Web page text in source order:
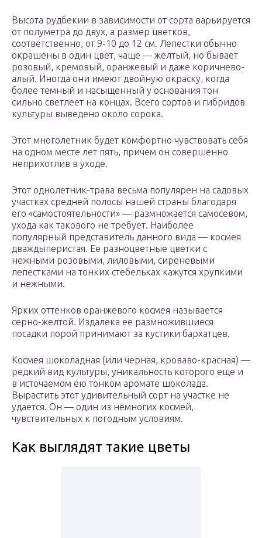
Высота рудбекии в зависимости от сорта варьируется
от полуметра до двух, а размер цветков,
соответственно, от 9-10 до 12 см. Лепестки обычно
окрашены в один цвет, чаще — желтый, но бывает
розовый, кремовый, оранжевый и даже коричнево-
алый. Иногда они имеют двойную окраску, когда
более темный и насыщенный у основания тон
сильно светлеет на концах. Всего сортов и гибридов
культуры выведено около сорока.
Этот многолетник будет комфортно чувствовать себя
на одном месте лет пять, причем он совершенно
неприхотлив в уходе.
Этот однолетник-трава весьма популярен на садовых
участках средней полосы нашей страны благодаря
его «самостоятельности» — размножается самосевом,
ухода как такового не требует. Наиболее
популярный представитель данного вида — космея
дваждыперистая. Ее разноцветные цветки с
нежными розовыми, лиловыми, сиреневыми
лепестками на тонких стебельках кажутся хрупкими
и нежными.
Ярких оттенков оранжевого космея называется
серно-желтой. Издалека ее размножившиеся
посадки порой принимают за кустики бархатцев.
Космея шоколадная (или черная, кроваво-красная) —
редкий вид культуры, уникальность которого еще и
в источаемом ею тонком аромате шоколада.
Вырастить этот удивительный сорт на участке не
удается. Он — один из немногих космей,
чувствительных к погодным условиям.
Как выглядят такие цветы